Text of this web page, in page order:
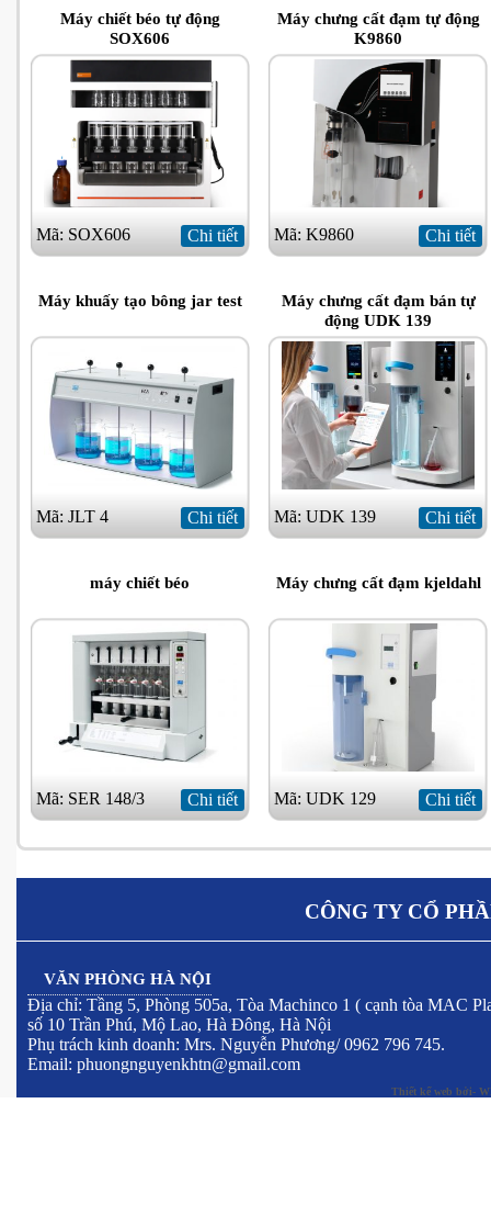
Máy chiết béo tự động
SOX606
Mã: SOX606 Chi tiết
Máy chưng cất đạm tự động
K9860
Mã: K9860 Chi tiết
Máy khuấy tạo bông jar test
Mã: JLT 4 Chi tiết
Máy chưng cất đạm bán tự
động UDK 139
Mã: UDK 139 Chi tiết
máy chiết béo
Mã: SER 148/3 Chi tiết
Máy chưng cất đạm kjeldahl
Mã: UDK 129 Chi tiết
CÔNG TY CỔ
VĂN PHÒNG HÀ NỘI
Địa chỉ: Tầng 5, Phòng 505a, Tòa Machinco 1 ( cạnh tòa MAC
số 10 Trần Phú, Mộ Lao, Hà Đông, Hà Nội
Phụ trách kinh doanh: Mrs. Nguyễn Phương/ 0962 796 745.
Email: phuongnguyenkhtn@gmail.com
Thiết kế web bởi-